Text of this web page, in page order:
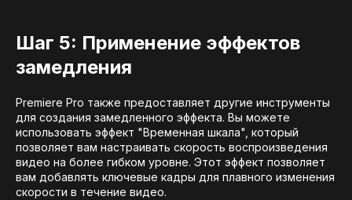
Шаг 5: Применение эффектов
замедления
Premiere Pro также предоставляет другие инструменты
для создания замедленного эффекта. Вы можете
использовать эффект "Временная шкала", который
позволяет вам настраивать скорость воспроизведения
видео на более гибком уровне. Этот эффект позволяет
вам добавлять ключевые кадры для плавного изменения
скорости в течение видео.